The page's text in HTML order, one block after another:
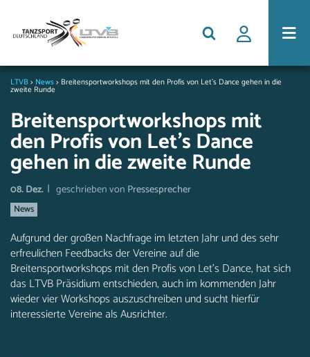
LTVB> News> Breitensportworkshops mit den Profis von Let’s Dance gehen in die
zweite Runde
Breitensportworkshops mit
den Profis von Let’s Dance
gehen in die zweite Runde
08. Dez. | geschrieben von Pressesprecher
News
Aufgrund der großen Nachfrage im letzten Jahr und des sehr
erfreulichen Feedbacks der Vereine auf die
Breitensportworkshops mit den Profis von Let’s Dance, hat sich
das LTVB Präsidium entschieden, auch im kommenden Jahr
wieder vier Workshops auszuschreiben und sucht hierfür
interessierte Vereine als Ausrichter.